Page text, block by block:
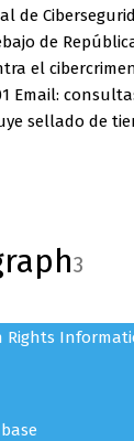
de
de
el
Email:
sellado de
3